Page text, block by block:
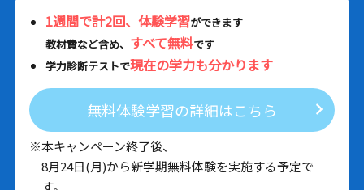
1週間で計2回、体験学習ができます
教材費など含め、 すべて無料です
学力診断テストで現在の学力も分かります
無料体験学習の詳細はこちら
※本キャンペーン終了後、
8月24日(月)から新学期無料体験を実施する予定で
す。